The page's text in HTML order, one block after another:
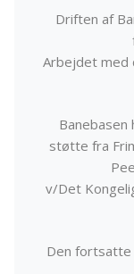
Driften af
Arbejdet med
støtte fra
v/Det
Den fortsatte